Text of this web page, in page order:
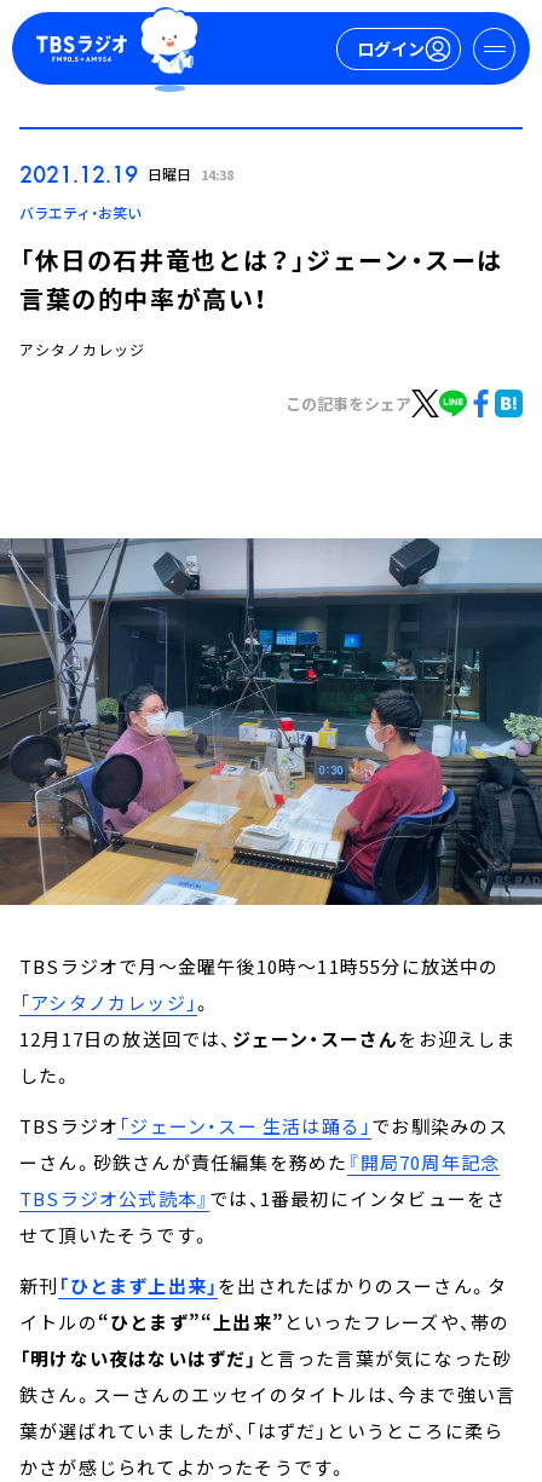
ログイン
ログイン
お知らせ
イベント・グッズ
YouTube
会社情報
2021.12.19 日曜日 14:38
バラエティ・お笑い
「休日の石井竜也とは？」ジェーン・スーは
言葉の的中率が高い！
アシタノカレッジ
この記事をシェア
TBSラジオで月～金曜午後10時～11時55分に放送中の
「アシタノカレッジ」。
12月17日の放送回では、 ジェーン・スーさんをお迎えしま
した。
TBSラジオ 「ジェーン・スー 生活は踊る」でお馴染みのス
ーさん。砂鉄さんが責任編集を務めた 『開局70周年記念
TBSラジオ公式読本』 では、1番最初にインタビューをさ
せて頂いたそうです。
新刊 「ひとまず上出来」を出されたばかりのスーさん。タ
イトルの“ひとまず”“上出来” といったフレーズや、帯の
「明けない夜はないはずだ」 と言った言葉が気になった砂
鉄さん。スーさんのエッセイのタイトルは、今まで強い言
葉が選ばれていましたが、「はずだ」というところに柔ら
かさが感じられてよかったそうです。